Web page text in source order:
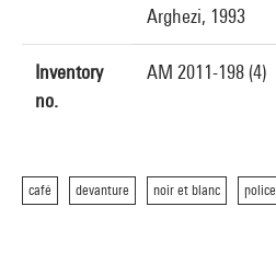
Arghezi, 1993
Inventory
no.
AM 2011-198 (4)
café devanture noir et blanc police